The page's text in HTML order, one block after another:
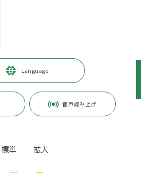
Language
音声読み上げ
標準 拡大
き > まちづくり・交通
更新日付：2019年1月28日 / ページ番号：C005084